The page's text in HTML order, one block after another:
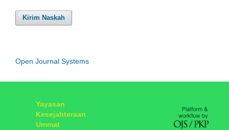
Kirim Naskah
Open Journal Systems
Yayasan
Kesejahteraan
Ummat